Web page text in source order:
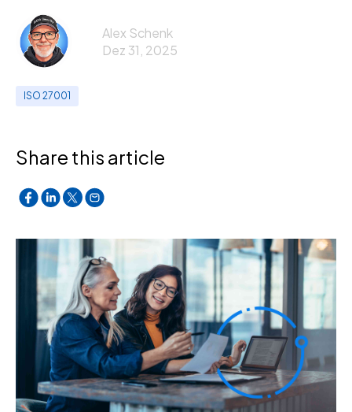
Alex Schenk
Dez 31, 2025
ISO 27001
Share this article